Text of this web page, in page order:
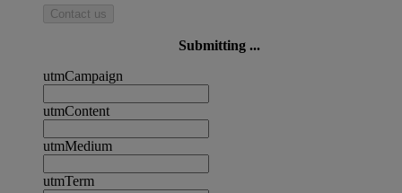
Contact us
Submitting ...
utmCampaign
utmContent
utmMedium
utmTerm